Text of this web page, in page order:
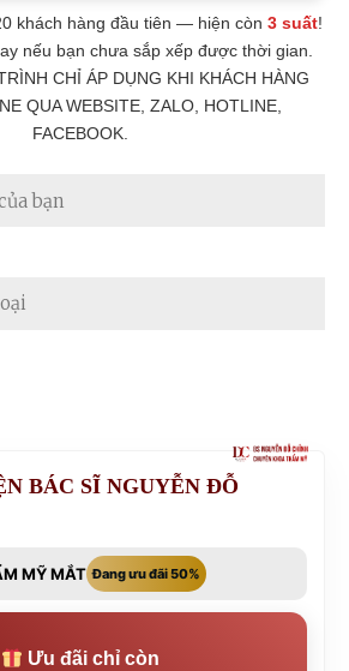
khách hàng đầu tiên — hiện còn3 suất!
nếu bạn chưa sắp xếp được thời gian.
CHỈ ÁP DỤNG KHI KHÁCH HÀNG
QUA WEBSITE, ZALO, HOTLINE,
FACEBOOK.
BÁC SĨ NGUYỄN ĐỖ
MỸ MẮT Đang ưu đãi 50%
Ưu đãi chỉ còn